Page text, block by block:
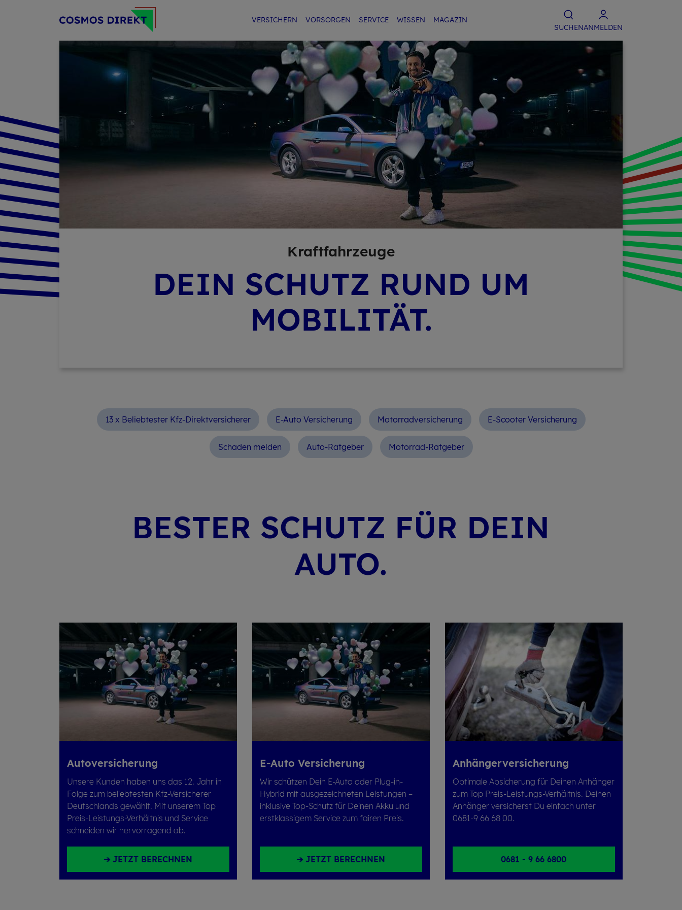
VER­SI­CHERN VOR­SOR­GEN SER­VICE WIS­SEN
MA­GA­ZIN
SU­CHENANMELDEN
Kraft­fahr­zeu­ge
DEIN SCHUTZ RUND UM
MOBILITÄT.
13 x Beliebtester Kfz-Direktversicherer E-Auto Versicherung Motorradversicherung E-Scooter Versicherung
Schaden melden Auto-Ratgeber Motorrad-Ratgeber
BES­TER SCHUTZ FÜR DEIN
AUTO.
Au­to­ver­si­che­rung
Unsere Kunden haben uns das 12. Jahr in
Folge zum beliebtesten Kfz-Versicherer
Deutschlands gewählt. Mit unserem Top
Preis-Leistungs-Verhältnis und Service
schneiden wir her­vor­ragend ab.
➔ JETZT BERECHNEN
E-Auto Ver­si­che­rung
Wir schützen Dein E-Auto oder Plug-in-
Hybrid mit ausgezeichneten Leistungen –
inklusive Top-Schutz für Deinen Akku und
erstklassigem Service zum fairen Preis.
➔ JETZT BERECHNEN
An­hän­ger­ver­si­che­rung
Optimale Absicherung für Deinen Anhänger
zum Top Preis-Leistungs-Verhältnis. Deinen
Anhänger versicherst Du einfach unter
0681-9 66 68 00.
0681 - 9 66 6800